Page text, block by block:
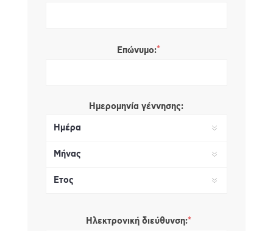
Επώνυμο:*
Ημερομηνία γέννησης:
Ηλεκτρονική διεύθυνση:*